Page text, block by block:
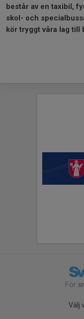
består av en taxibil,
skol- och
kör tryggt våra lag till
För
Välj